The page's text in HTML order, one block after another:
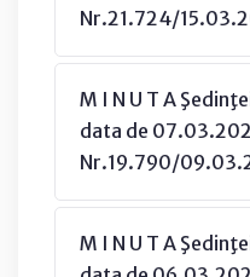
Nr.21.724/
M I N U T A
data de
Nr.19.790/
M I N U T A